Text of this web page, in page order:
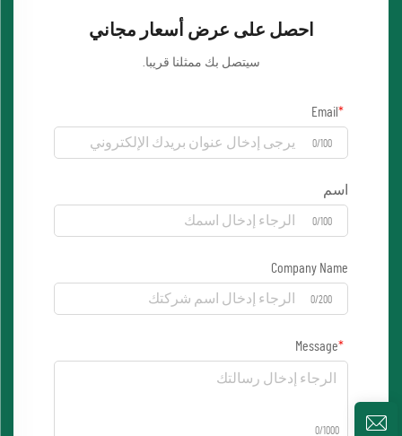
احصل على عرض أسعار مجاني
سيتصل بك ممثلنا قريبا.
Email
0/100
اسم
0/100
Company Name
0/200
Message
0/1000